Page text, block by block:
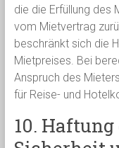
die die Erfüllung des
vom Mietvertrag
beschränkt sich die
Mietpreises. Bei
Anspruch des
für Reise- und
10.